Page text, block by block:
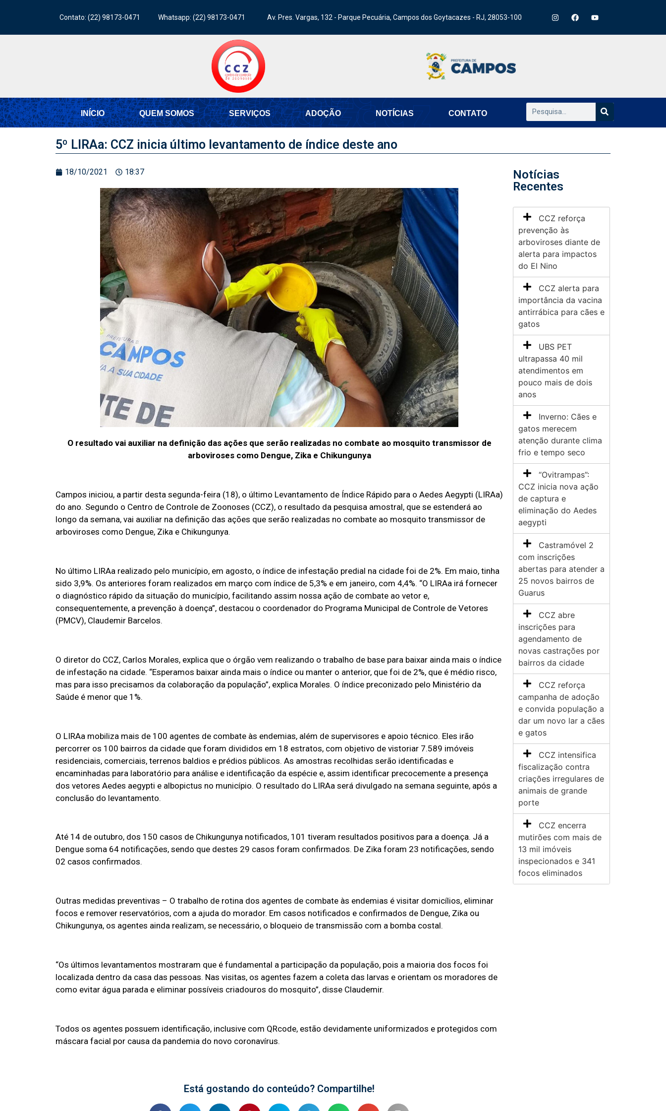
Contato: (22) 98173-0471 Whatsapp: (22) 98173-0471 Av. Pres. Vargas, 132 - Parque Pecuária, Campos dos Goytacazes - RJ, 28053-100
INÍCIO QUEM SOMOS SERVIÇOS ADOÇÃO NOTÍCIAS CONTATO
5º LIRAa: CCZ inicia último levantamento de índice deste ano
18/10/2021 18:37
O resultado vai auxiliar na definição das ações que serão realizadas no combate ao mosquito transmissor de
arboviroses como Dengue, Zika e Chikungunya
Campos iniciou, a partir desta segunda-feira (18), o último Levantamento de Índice Rápido para o Aedes Aegypti (LIRAa)
do ano. Segundo o Centro de Controle de Zoonoses (CCZ), o resultado da pesquisa amostral, que se estenderá ao
longo da semana, vai auxiliar na definição das ações que serão realizadas no combate ao mosquito transmissor de
arboviroses como Dengue, Zika e Chikungunya.
No último LIRAa realizado pelo município, em agosto, o índice de infestação predial na cidade foi de 2%. Em maio, tinha
sido 3,9%. Os anteriores foram realizados em março com índice de 5,3% e em janeiro, com 4,4%. “O LIRAa irá fornecer
o diagnóstico rápido da situação do município, facilitando assim nossa ação de combate ao vetor e,
consequentemente, a prevenção à doença”, destacou o coordenador do Programa Municipal de Controle de Vetores
(PMCV), Claudemir Barcelos.
O diretor do CCZ, Carlos Morales, explica que o órgão vem realizando o trabalho de base para baixar ainda mais o índice
de infestação na cidade. “Esperamos baixar ainda mais o índice ou manter o anterior, que foi de 2%, que é médio risco,
mas para isso precisamos da colaboração da população”, explica Morales. O índice preconizado pelo Ministério da
Saúde é menor que 1%.
O LIRAa mobiliza mais de 100 agentes de combate às endemias, além de supervisores e apoio técnico. Eles irão
percorrer os 100 bairros da cidade que foram divididos em 18 estratos, com objetivo de vistoriar 7.589 imóveis
residenciais, comerciais, terrenos baldios e prédios públicos. As amostras recolhidas serão identificadas e
encaminhadas para laboratório para análise e identificação da espécie e, assim identificar precocemente a presença
dos vetores Aedes aegypti e albopictus no município. O resultado do LIRAa será divulgado na semana seguinte, após a
conclusão do levantamento.
Até 14 de outubro, dos 150 casos de Chikungunya notificados, 101 tiveram resultados positivos para a doença. Já a
Dengue soma 64 notificações, sendo que destes 29 casos foram confirmados. De Zika foram 23 notificações, sendo
02 casos confirmados.
Outras medidas preventivas – O trabalho de rotina dos agentes de combate às endemias é visitar domicílios, eliminar
focos e remover reservatórios, com a ajuda do morador. Em casos notificados e confirmados de Dengue, Zika ou
Chikungunya, os agentes ainda realizam, se necessário, o bloqueio de transmissão com a bomba costal.
“Os últimos levantamentos mostraram que é fundamental a participação da população, pois a maioria dos focos foi
localizada dentro da casa das pessoas. Nas visitas, os agentes fazem a coleta das larvas e orientam os moradores de
como evitar água parada e eliminar possíveis criadouros do mosquito”, disse Claudemir.
Todos os agentes possuem identificação, inclusive com QRcode, estão devidamente uniformizados e protegidos com
máscara facial por causa da pandemia do novo coronavírus.
Está gostando do conteúdo? Compartilhe!
Notícias
Recentes
CCZ reforça
prevenção às
arboviroses diante de
alerta para impactos
do El Nino
CCZ alerta para
importância da vacina
antirrábica para cães e
gatos
UBS PET
ultrapassa 40 mil
atendimentos em
pouco mais de dois
anos
Inverno: Cães e
gatos merecem
atenção durante clima
frio e tempo seco
“Ovitrampas”:
CCZ inicia nova ação
de captura e
eliminação do Aedes
aegypti
Castramóvel 2
com inscrições
abertas para atender a
25 novos bairros de
Guarus
CCZ abre
inscrições para
agendamento de
novas castrações por
bairros da cidade
CCZ reforça
campanha de adoção
e convida população a
dar um novo lar a cães
e gatos
CCZ intensifica
fiscalização contra
criações irregulares de
animais de grande
porte
CCZ encerra
mutirões com mais de
13 mil imóveis
inspecionados e 341
focos eliminados